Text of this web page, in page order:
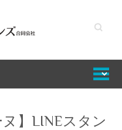
キーワ
てくだ
さい
】LINEスタン